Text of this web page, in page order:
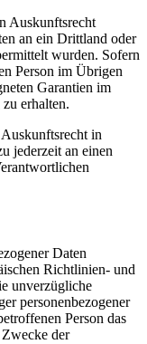
Auskunftsrecht
an ein Drittland oder
wurden. Sofern
Person im Übrigen
Garantien im
erhalten.
in
jederzeit an einen
Daten
Richtlinien- und
unverzügliche
personenbezogener
Person das
der